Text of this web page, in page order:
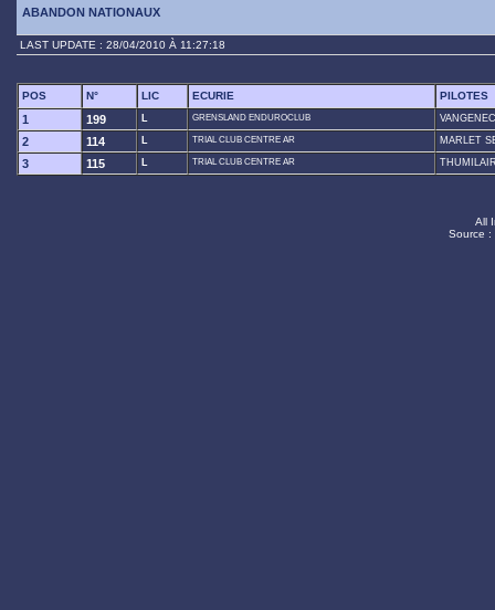
ABANDON NATIONAUX
LAST UPDATE : 28/04/2010 À 11:27:18
POS N° LIC ECURIE PILOTES
1 199 L GRENSLAND ENDUROCLUB
2 114 L TRIAL CLUB CENTRE AR MARLET
3 115 L TRIAL CLUB CENTRE AR
All
Source :